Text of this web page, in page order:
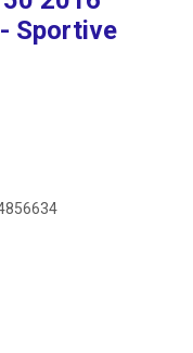
Sportive